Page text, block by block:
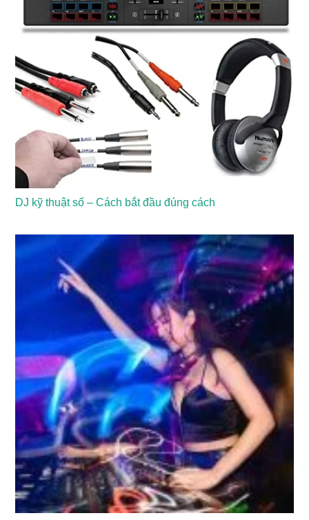
DJ kỹ thuật số – Cách bắt đầu đúng cách